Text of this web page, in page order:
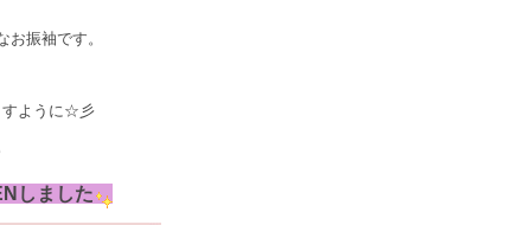
振袖です。
すように☆彡
しました